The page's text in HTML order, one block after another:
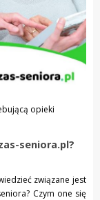
opieki
seniora.pl?
związane jest
Czym one się